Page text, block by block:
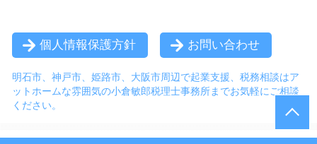
個人情報保護方針 お問い合わせ
明石市、神戸市、姫路市、大阪市周辺で起業支援、税務相談はア
ットホームな雰囲気の小倉敏郎税理士事務所までお気軽にご相談
ください。